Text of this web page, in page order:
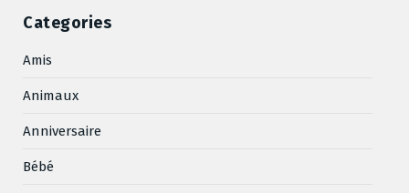
Categories
Amis
Animaux
Anniversaire
Bébé